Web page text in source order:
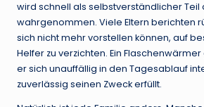
wird schnell als selbstverständlicher Teil
wahrgenommen. Viele Eltern berichten
sich nicht mehr vorstellen können, auf
Helfer zu verzichten. Ein
er sich unauffällig in den Tagesablauf
zuverlässig seinen Zweck erfüllt.